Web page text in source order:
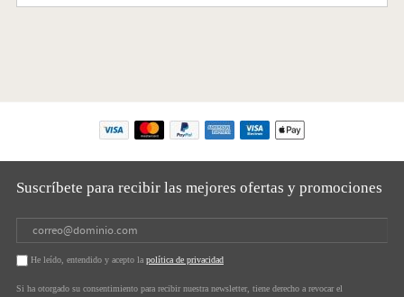
Suscríbete para recibir las mejores ofertas y promociones
He leído, entendido y acepto la política de privacidad
Si ha otorgado su consentimiento para recibir nuestra newsletter, tiene derecho a revocar el